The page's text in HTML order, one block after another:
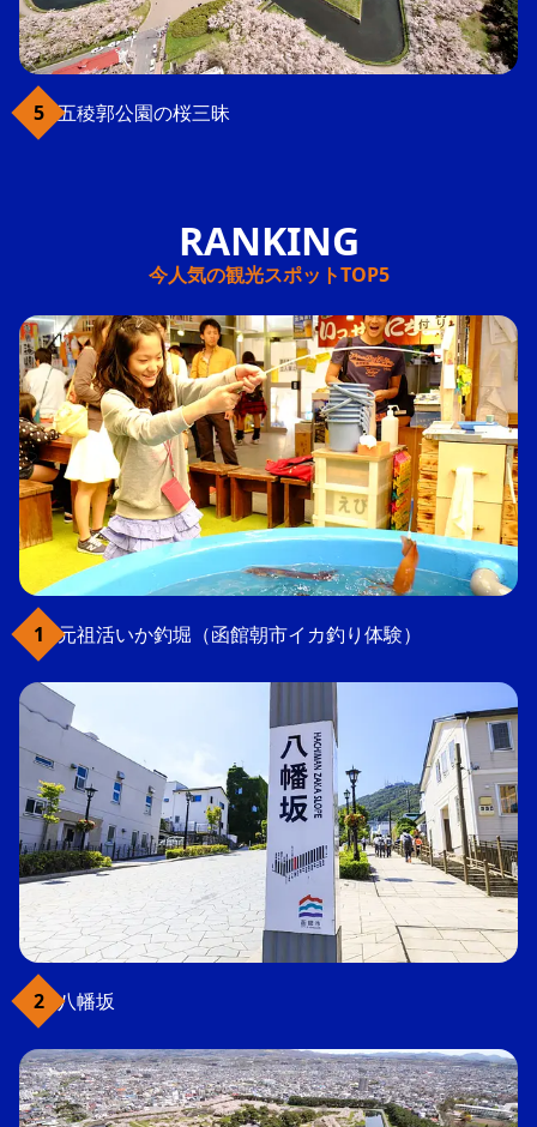
五稜郭公園の桜三昧
今人気の観光スポットTOP5
元祖活いか釣堀（函館朝市イカ釣り体験）
八幡坂